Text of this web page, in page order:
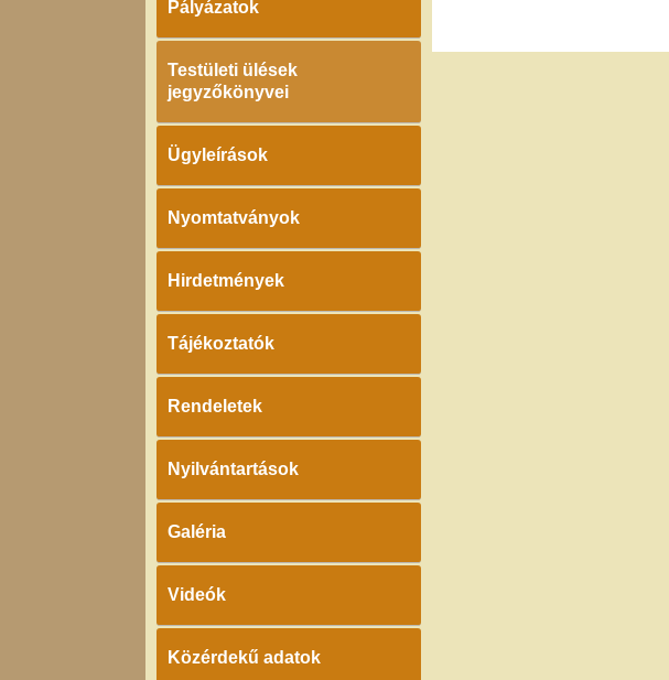
Pályázatok
Testületi ülések
jegyzőkönyvei
Ügyleírások
Nyomtatványok
Hirdetmények
Tájékoztatók
Rendeletek
Nyilvántartások
Galéria
Videók
Közérdekű adatok